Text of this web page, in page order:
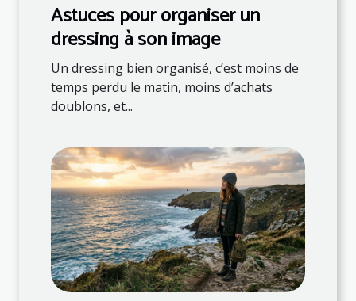
Astuces pour organiser un
dressing à son image
Un dressing bien organisé, c’est moins de
temps perdu le matin, moins d’achats
doublons, et...